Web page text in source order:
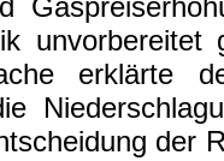
erklärte
der